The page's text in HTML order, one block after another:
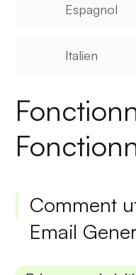
Espagnol
Italien
Comment
Email